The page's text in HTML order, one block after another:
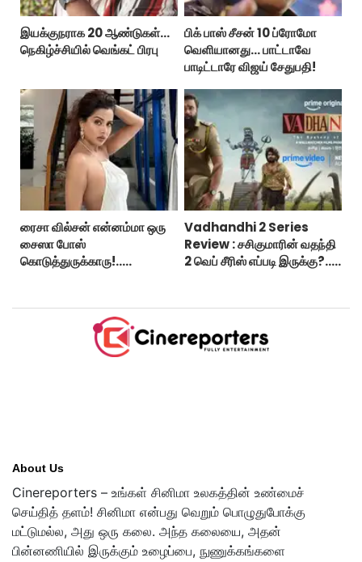
இயக்குநராக 20 ஆண்டுகள்...
நெகிழ்ச்சியில் வெங்கட் பிரபு
பிக் பாஸ் சீசன் 10 ப்ரோமோ
வெளியானது... பாட்டாவே
பாடிட்டாரே விஜய் சேதுபதி!
ரைசா வில்சன் என்னம்மா ஒரு
சைஸா போஸ்
கொடுத்துருக்காரு!..
Vadhandhi 2 Series
Review : சசிகுமாரின் வதந்தி
2 வெப் சீரிஸ் எப்படி இருக்கு?...
About Us
Cinereporters – உங்கள் சினிமா உலகத்தின் உண்மைச்
செய்தித் தளம்! சினிமா என்பது வெறும் பொழுதுபோக்கு
மட்டுமல்ல, அது ஒரு கலை. அந்த கலையை, அதன்
பின்னணியில் இருக்கும் உழைப்பை, நுணுக்கங்களை